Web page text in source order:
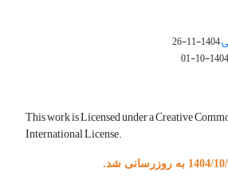
1404-11-26
1404-10-01
This work is Licensed under a Creative
International License.